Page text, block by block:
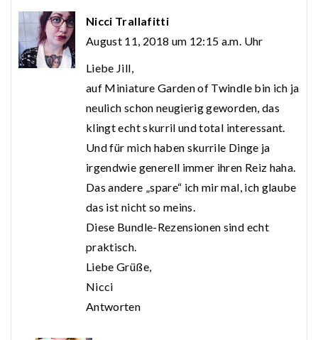
Nicci Trallafitti
August 11, 2018 um 12:15 a.m. Uhr
Liebe Jill,
auf Miniature Garden of Twindle bin ich ja
neulich schon neugierig geworden, das
klingt echt skurril und total interessant.
Und für mich haben skurrile Dinge ja
irgendwie generell immer ihren Reiz haha.
Das andere „spare“ ich mir mal, ich glaube
das ist nicht so meins.
Diese Bundle-Rezensionen sind echt
praktisch.
Liebe Grüße,
Nicci
Antworten